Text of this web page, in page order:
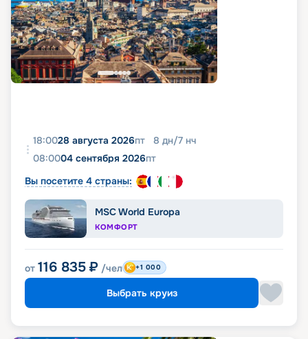
18:0028 августа 2026пт 8 дн/7 нч
08:0004 сентября 2026пт
Вы посетите 4 страны:
MSC World Europa
КОМФОРТ
от 116 835 ₽ /чел +1 000
Выбрать круиз